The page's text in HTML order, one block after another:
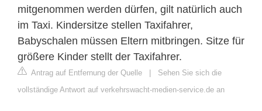
mitgenommen werden dürfen, gilt natürlich auch
im Taxi. Kindersitze stellen Taxifahrer,
Babyschalen müssen Eltern mitbringen. Sitze für
größere Kinder stellt der Taxifahrer.
Antrag auf Entfernung der Quelle | Sehen Sie sich die
vollständige Antwort auf verkehrswacht-medien-service.de an